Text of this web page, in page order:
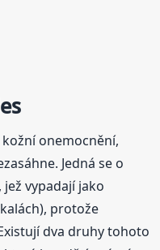
onemocnění,
Jedná se o
vypadají jako
protože
dva druhy tohoto